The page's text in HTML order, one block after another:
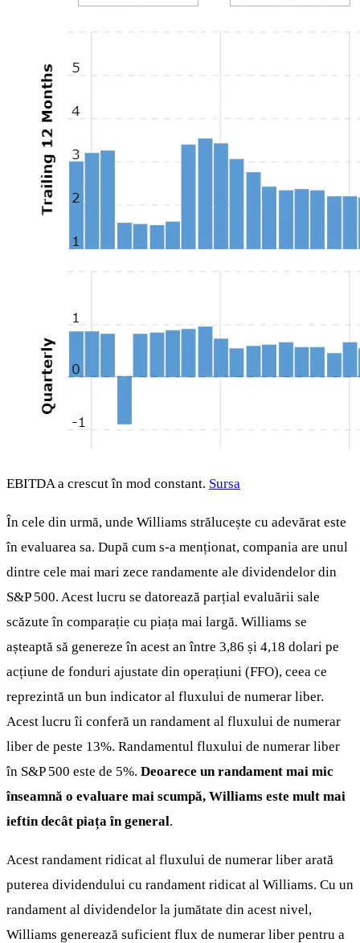
EBITDA a crescut în mod constant. Sursa
În cele din urmă, unde Williams strălucește cu adevărat este
în evaluarea sa. După cum s-a menționat, compania are unul
dintre cele mai mari zece randamente ale dividendelor din
S&P 500. Acest lucru se datorează parțial evaluării sale
scăzute în comparație cu piața mai largă. Williams se
așteaptă să genereze în acest an între 3,86 și 4,18 dolari pe
acțiune de fonduri ajustate din operațiuni (FFO), ceea ce
reprezintă un bun indicator al fluxului de numerar liber.
Acest lucru îi conferă un randament al fluxului de numerar
liber de peste 13%. Randamentul fluxului de numerar liber
în S&P 500 este de 5%. Deoarece un randament mai mic
înseamnă o evaluare mai scumpă, Williams este mult mai
ieftin decât piața în general.
Acest randament ridicat al fluxului de numerar liber arată
puterea dividendului cu randament ridicat al Williams. Cu un
randament al dividendelor la jumătate din acest nivel,
Williams generează suficient flux de numerar liber pentru a